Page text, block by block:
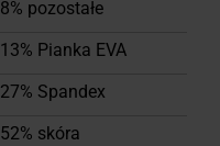
8% pozostałe
13% Pianka EVA
27% Spandex
52% skóra